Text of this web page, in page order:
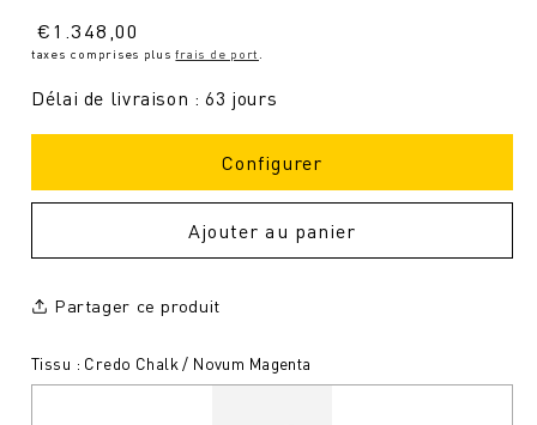
Prix
normal
€1.348,00
taxes comprises plusfrais de port
Délai de livraison : 63 jours
Configurer
Ajouter au panier
Partager ce produit
Tissu : Credo Chalk / Novum Magenta